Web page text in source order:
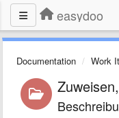
easydoo
Documentation Work